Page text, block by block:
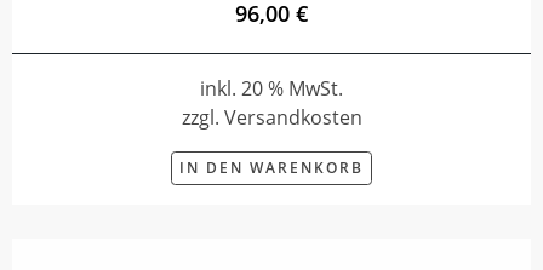
96,00 €
inkl. 20 % MwSt.
zzgl. Versandkosten
IN DEN WARENKORB